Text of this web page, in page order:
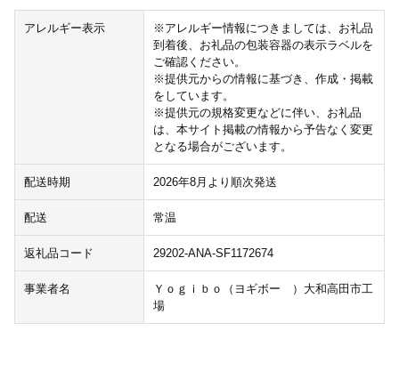
アレルギー表示
※アレルギー情報につきましては、お礼品
到着後、お礼品の包装容器の表示ラベルを
ご確認ください。
※提供元からの情報に基づき、作成・掲載
をしています。
※提供元の規格変更などに伴い、お礼品
は、本サイト掲載の情報から予告なく変更
となる場合がございます。
配送時期 2026年8月より順次発送
配送 常温
返礼品コード 29202-ANA-SF1172674
事業者名
Ｙｏｇｉｂｏ（ヨギボー ）大和高田市工
場